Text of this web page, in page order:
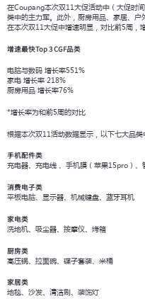
在Coupang本次双11大促活动中（大促时
类中的主力军。此外，厨房用品、家居、
在本次双11大促中增速明显，对比前5周，
增速最快Top 3 CGF品类
电脑与数码 增长率551%
家电 增长率 218%
厨房用品 增长率76%
*增长率为和前5周的对比
根据本次双11活动数据显示，以下七大品类
手机配件类
充电器、充电线 、手机膜（苹果15pro）、
消费电子类
平板电脑、显示器、机械键盘、蓝牙耳机
家电类
洗地机、吸尘器、按摩仪、烤箱
厨房类
高压锅、拉面碗、碟子套装、米桶
家居类
地毯、沙发、清洁刷、装饰灯